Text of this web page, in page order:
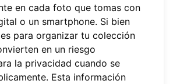
en cada foto que tomas con
o un smartphone. Si bien
para organizar tu colección
en un riesgo
la privacidad cuando se
Esta información